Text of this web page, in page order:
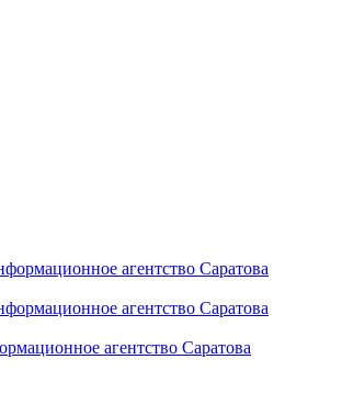
агентство Саратова